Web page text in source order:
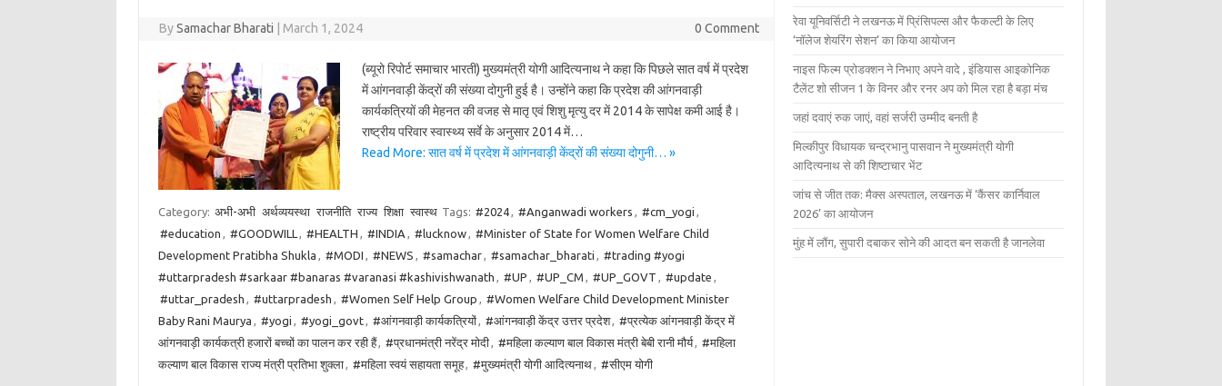
BySamachar Bharati March 1, 2024 0 Comment
(ब्यूरो रिपोर्ट समाचार भारती) मुख्यमंत्री योगी आदित्यनाथ ने कहा कि पिछले सात वर्ष में प्रदेश
में आंगनवाड़ी केंद्रों की संख्या दोगुनी हुई है। उन्होंने कहा कि प्रदेश की आंगनवाड़ी
कार्यकत्रियों की मेहनत की वजह से मातृ एवं शिशु मृत्यु दर में 2014 के सापेक्ष कमी आई है।
राष्ट्रीय परिवार स्वास्थ्य सर्वे के अनुसार 2014 में…
Read More: सात वर्ष में प्रदेश में आंगनवाड़ी केंद्रों की संख्या दोगुनी… »
Category: अभी-अभी अर्थव्ययस्था राजनीति राज्य शिक्षा स्वास्थ Tags: #2024, #Anganwadi workers , #cm_yogi ,
#education , #GOODWILL , #HEALTH , #INDIA , #lucknow, #Minister of State for Women Welfare Child
Development Pratibha Shukla , #MODI , #NEWS , #samachar, #samachar_bharati , #trading #yogi
#uttarpradesh #sarkaar #banaras #varanasi #kashivishwanath , #UP , #UP_CM , #UP_GOVT , #update ,
#uttar_pradesh , #uttarpradesh , #Women Self Help Group , #Women Welfare Child Development Minister
Baby Rani Maurya , #yogi , #yogi_govt, #आंगनवाड़ी कार्यकत्रियों, #आंगनवाड़ी केंद्र उत्तर प्रदेश, #प्रत्येक आंगनवाड़ी केंद्र में
आंगनवाड़ी कार्यकत्री हजारों बच्चों का पालन कर रही हैं, #प्रधानमंत्री नरेंद्र मोदी, #महिला कल्याण बाल विकास मंत्री बेबी रानी मौर्य, #महिला
कल्याण बाल विकास राज्य मंत्री प्रतिभा शुक्ला, #महिला स्वयं सहायता समूह, #मुख्यमंत्री योगी आदित्यनाथ, #सीएम योगी
रेवा यूनिवर्सिटी ने लखनऊ में प्रिंसिपल्स और फैकल्टी के लिए
‘नॉलेज शेयरिंग सेशन’ का किया आयोजन
नाइस फिल्म प्रोडक्शन ने निभाए अपने वादे , इंडियास आइकोनिक
टैलेंट शो सीजन 1 के विनर और रनर अप को मिल रहा है बड़ा मंच
जहां दवाएं रुक जाएं, वहां सर्जरी उम्मीद बनती है
मिल्कीपुर विधायक चन्द्रभानु पासवान ने मुख्यमंत्री योगी
आदित्यनाथ से की शिष्टाचार भेंट
जांच से जीत तक: मैक्स अस्पताल, लखनऊ में ‘कैंसर कार्निवाल
2026’ का आयोजन
मुंह में लौंग, सुपारी दबाकर सोने की आदत बन सकती है जानलेवा